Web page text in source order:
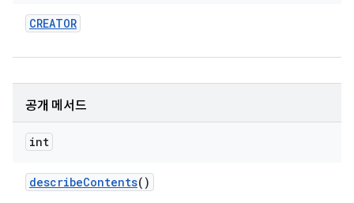
CREATOR
공개 메서드
int
describeContents()